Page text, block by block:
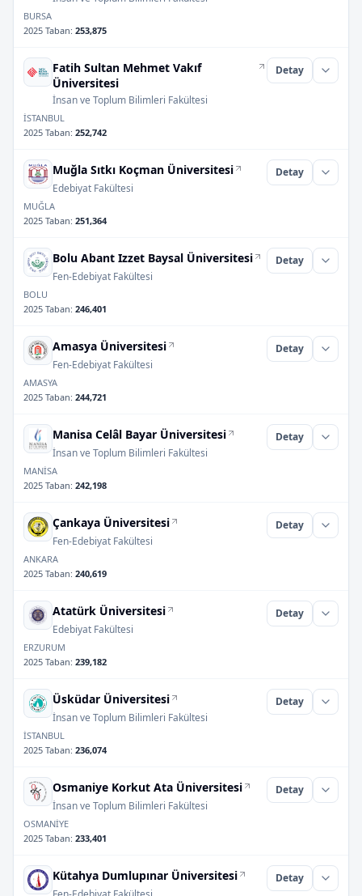
BURSA
2025 Taban: 253,875
Fatih Sultan Mehmet Vakıf
Üniversitesi
İnsan ve Toplum Bilimleri Fakültesi
Detay
İSTANBUL
2025 Taban: 252,742
Muğla Sıtkı Koçman Üniversitesi
Edebiyat Fakültesi
Detay
MUĞLA
2025 Taban: 251,364
Bolu Abant Izzet Baysal Üniversitesi
Fen-Edebiyat Fakültesi
Detay
BOLU
2025 Taban: 246,401
Amasya Üniversitesi
Fen-Edebiyat Fakültesi
Detay
AMASYA
2025 Taban: 244,721
Manisa Celâl Bayar Üniversitesi
İnsan ve Toplum Bilimleri Fakültesi
Detay
MANİSA
2025 Taban: 242,198
Çankaya Üniversitesi
Fen-Edebiyat Fakültesi
Detay
ANKARA
2025 Taban: 240,619
Atatürk Üniversitesi
Edebiyat Fakültesi
Detay
ERZURUM
2025 Taban: 239,182
Üsküdar Üniversitesi
İnsan ve Toplum Bilimleri Fakültesi
Detay
İSTANBUL
2025 Taban: 236,074
Osmaniye Korkut Ata Üniversitesi
İnsan ve Toplum Bilimleri Fakültesi
Detay
OSMANİYE
2025 Taban: 233,401
Kütahya Dumlupınar Üniversitesi Detay